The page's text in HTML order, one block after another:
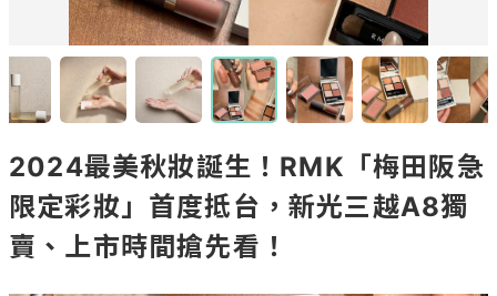
2024最美秋妝誕生！RMK「梅田阪急
限定彩妝」首度抵台，新光三越A8獨
賣、上市時間搶先看！